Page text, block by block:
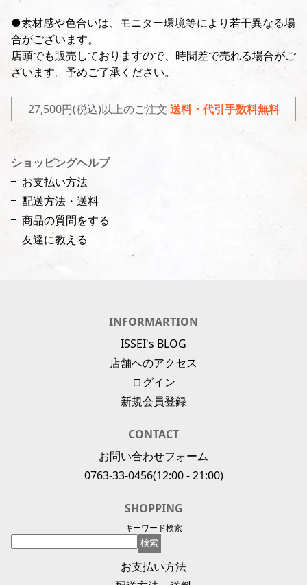
●素材感や色合いは、モニター環境等により若干異なる場
合がございます。
店頭でも販売しておりますので、時間差で売れる場合がご
ざいます。予めご了承ください。
27,500円(税込)以上のご注文 送料・代引手数料無料
ショッピングヘルプ
お支払い方法
配送方法・送料
商品の質問をする
友達に教える
INFORMARTION
ISSEI's BLOG
店舗へのアクセス
ログイン
新規会員登録
CONTACT
お問い合わせフォーム
0763-33-0456(12:00 - 21:00)
SHOPPING
キーワード検索
お支払い方法